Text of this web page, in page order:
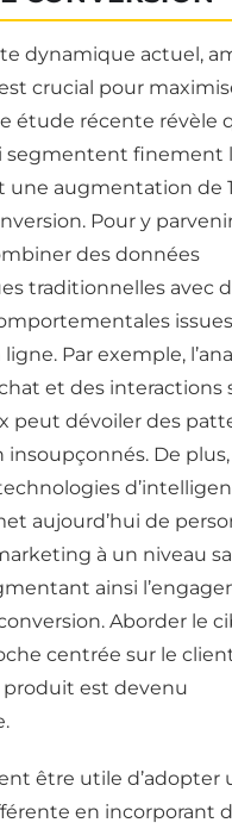
dynamique actuel,
crucial pour
étude récente révèle
segmentent finement
une augmentation de
Pour y
des données
traditionnelles avec
Par exemple,
et des interactions
peut dévoiler des
De plus,
aujourd’hui de
à un niveau
ainsi
Aborder le
centrée sur le
produit est devenu
être utile d’adopter
en incorporant